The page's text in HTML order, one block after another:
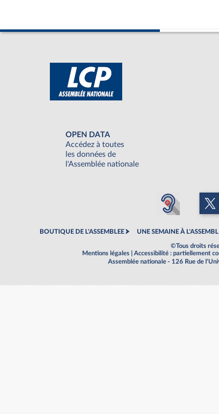
OPEN DATA
Accédez à toutes
les données de
l'Assemblée nationale
BOUTIQUE DE L'ASSEMBLEE UNE SEMAINE À
©Tous droits
Mentions légales
Accessibilité : partiellement
Assemblée nationale - 126 Rue de